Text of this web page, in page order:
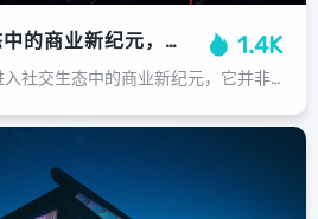
微信电商，社交生态中的商业新纪元，社交生态新纪元，微信电商重塑商业未来 1.4K
，微信电商正引领我们进入社交生态中的商业新纪元，它并非传统电商的简单复制，而是深度植根于微信庞大的社交关系链，将商业行为与熟人社交、内容分享无缝融合，通过公众号、视频号、小程序、社群及朋友圈等多元触点，品牌能与用户建立更直接...